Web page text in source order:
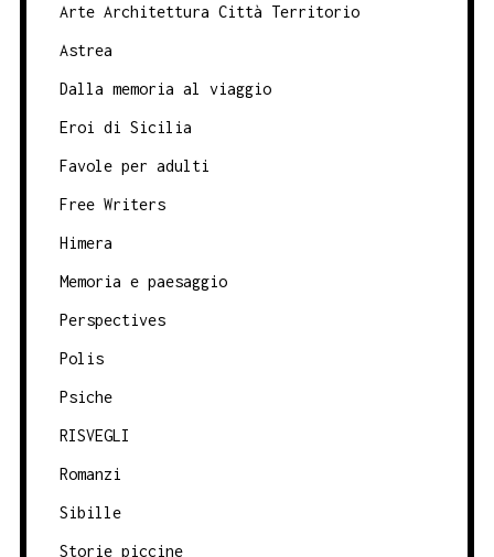
Arte Architettura Città Territorio
Astrea
Dalla memoria al viaggio
Eroi di Sicilia
Favole per adulti
Free Writers
Himera
Memoria e paesaggio
Perspectives
Polis
Psiche
RISVEGLI
Romanzi
Sibille
Storie piccine